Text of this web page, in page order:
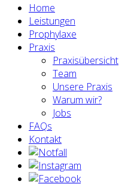
Home
Leistungen
Prophylaxe
Praxis
Praxisübersicht
Team
Unsere Praxis
Warum wir?
Jobs
FAQs
Kontakt